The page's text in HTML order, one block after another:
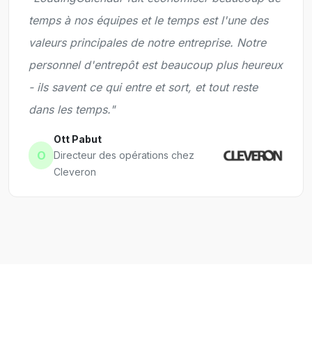
temps à nos équipes et le temps est l'une des
valeurs principales de notre entreprise. Notre
personnel d'entrepôt est beaucoup plus heureux
- ils savent ce qui entre et sort, et tout reste
dans les temps."
O
Ott Pabut
Directeur des opérations chez
Cleveron